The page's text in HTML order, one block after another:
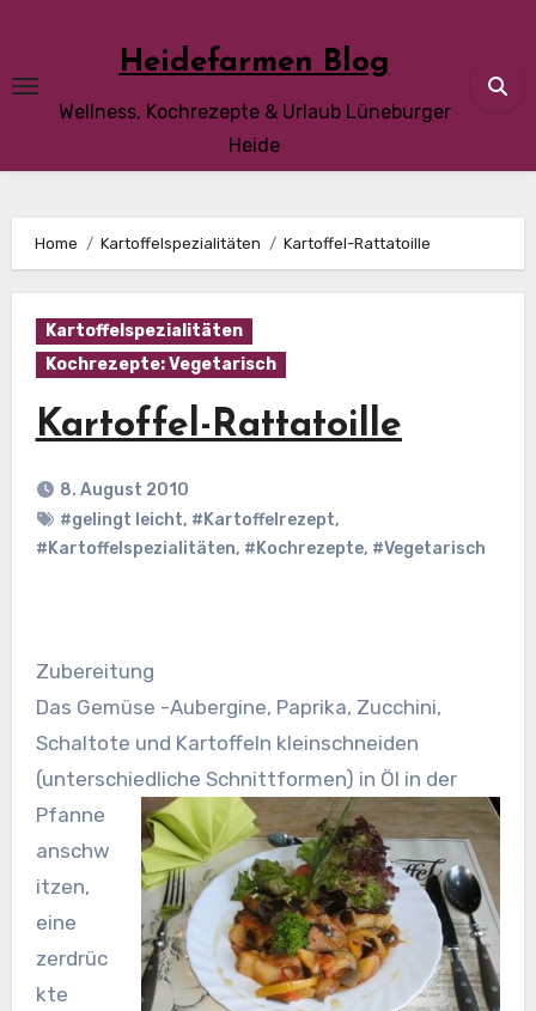
content
Heidefarmen Blog
Wellness, Kochrezepte & Urlaub Lüneburger
Heide
Home Kartoffelspezialitäten Kartoffel-Rattatoille
Kartoffelspezialitäten
Kochrezepte: Vegetarisch
Kartoffel-Rattatoille
8. August 2010
#gelingt leicht, #Kartoffelrezept,
#Kartoffelspezialitäten, #Kochrezepte, #Vegetarisch
Zubereitung
Das Gemüse -Aubergine, Paprika, Zucchini,
Schaltote und Kartoffeln kleinschneiden
(unterschiedliche Schnittformen) in Öl in der
Pfanne
anschw
itzen,
eine
zerdrüc
kte